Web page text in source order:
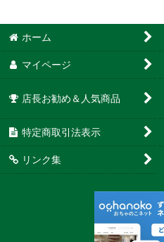
ホーム
マイページ
店長お勧め＆人気商品
特定商取引法表示
リンク集